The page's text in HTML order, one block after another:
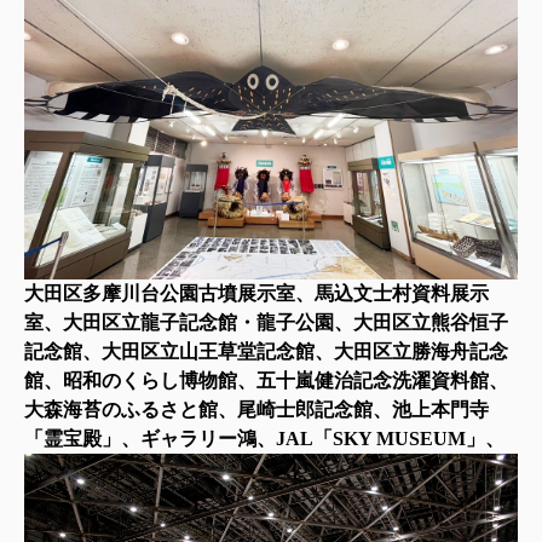
大田区多摩川台公園古墳展示室、馬込文士村資料展示
室、大田区立龍子記念館・龍子公園、大田区立熊谷恒子
記念館、大田区立山王草堂記念館、大田区立勝海舟記念
館、昭和のくらし博物館、五十嵐健治記念洗濯資料館、
大森海苔のふるさと館、尾崎士郎記念館、池上本門寺
「霊宝殿」、ギャラリー鴻、JAL「SKY MUSEUM」、